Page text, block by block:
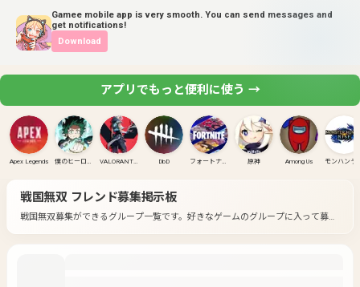
Gamee mobile app is very smooth. You can send messages and
get notifications!
Download
アプリでもっと便利に使う →
Apex Legends 僕のヒーローアカデミア ULTRA RUMBLE VALORANT(PC) DbD フォートナイト 原神 Among Us
戦国無双フレンド募集掲示板
戦国無双募集ができるグループ一覧です。 好きなゲームのグループに入って募集